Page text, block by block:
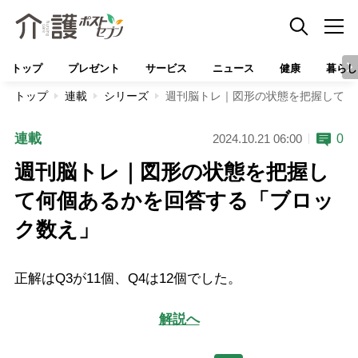
トップ プレゼント サービス ニュース 健康 暮らし
トップ 連載 シリーズ 週刊脳トレ｜図形の状態を把握して
連載 2024.10.21 06:00 0
週刊脳トレ｜図形の状態を把握し
て何個あるかを回答する「ブロッ
ク数え」
正解はQ3が11個、Q4は12個でした。
解説へ